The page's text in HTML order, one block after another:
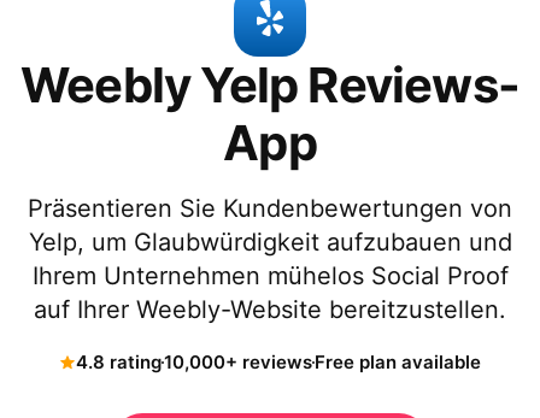
Weebly Yelp Reviews-
App
Präsentieren Sie Kundenbewertungen von
Yelp, um Glaubwürdigkeit aufzubauen und
Ihrem Unternehmen mühelos Social Proof
auf Ihrer Weebly-Website bereitzustellen.
4.8 rating10,000+ reviewsFree plan available